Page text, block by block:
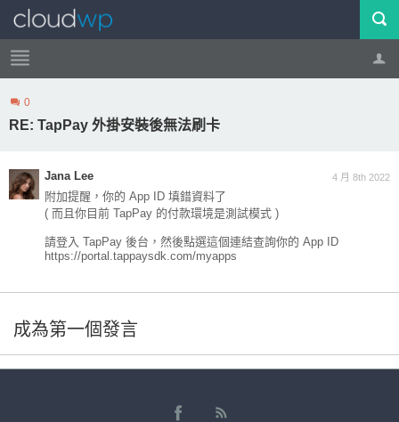
帳號 登出
0
RE: TapPay 外掛安裝後無法刷卡
4 月 8th 2022
Jana Lee
附加提醒，你的 App ID 填錯資料了
( 而且你目前 TapPay 的付款環境是測試模式 )
請登入 TapPay 後台，然後點選這個連結查詢你的 App ID
https://portal.tappaysdk.com/myapps
成為第一個發言